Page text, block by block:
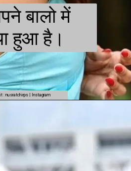
: nusratchirps | Instagram
बालो में
हुआ है।